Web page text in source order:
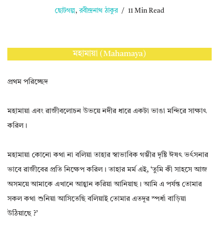
ছোটগল্প , রবীন্দ্রনাথ ঠাকুর 11 Min Read
মহামায়া (Mahamaya)
প্রথম পরিচ্ছেদ
মহামায়া এবং রাজীবলোচন উভয়ে নদীর ধারে একটা ভাঙা মন্দিরে সাক্ষাৎ
করিল।
মহামায়া কোনো কথা না বলিয়া তাহার স্বাভাবিক গম্ভীর দৃষ্টি ঈষৎ ভর্ৎসনার
ভাবে রাজীবের প্রতি নিক্ষেপ করিল। তাহার মর্ম এই, ‘তুমি কী সাহসে আজ
অসময়ে আমাকে এখানে আহ্বান করিয়া আনিয়াছ। আমি এ পর্যন্ত তোমার
সকল কথা শুনিয়া আসিতেছি বলিয়াই তোমার এতদূর স্পর্ধা বাড়িয়া
উঠিয়াছে ?’